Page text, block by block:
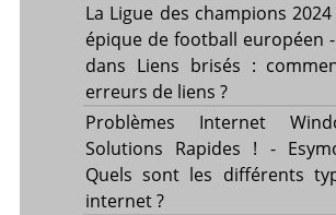
La Ligue des champions
épique de football européen
dans Liens brisés :
erreurs de liens ?
Problèmes Internet
Solutions Rapides ! -
Quels sont les différents
internet ?